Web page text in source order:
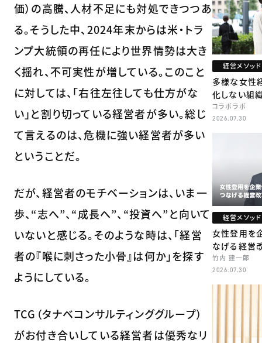
価）の高騰、人材不足にも対処できつつあ
る。そうした中、2024年末からは米・トラ
ンプ大統領の再任により世界情勢は大き
く揺れ、不可実性が増している。このこと
に対しては、「右往左往しても仕方がな
い」と割り切っている経営者が多い。総じ
て言えるのは、危機に強い経営者が多い
ということだ。
だが、経営者のモチベーションは、いま一
歩、“志へ”、“成長へ”、“投資へ”と向いて
いないと感じる。そのような時は、「経営
者の『喉に刺さった小骨』は何か」を探す
ようにしている。
TCG（タナベコンサルティンググループ）
がお付き合いしている経営者は優秀なリ
経営メソッド
多様な女性
化しない組
コラボラボ
2026.07.30
経営メソッド
女性登用を
なげる経営
竹内 建一郎
2026.07.30